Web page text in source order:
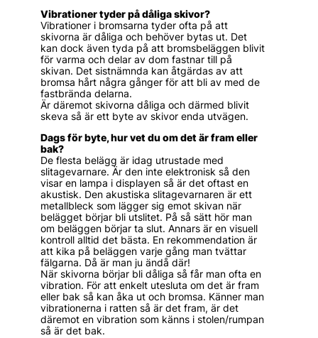
Vibrationer tyder på dåliga skivor?
Vibrationer i bromsarna tyder ofta på att
skivorna är dåliga och behöver bytas ut. Det
kan dock även tyda på att bromsbeläggen blivit
för varma och delar av dom fastnar till på
skivan. Det sistnämnda kan åtgärdas av att
bromsa hårt några gånger för att bli av med de
fastbrända delarna.
Är däremot skivorna dåliga och därmed blivit
skeva så är ett byte av skivor enda utvägen.
Dags för byte, hur vet du om det är fram eller
bak?
De flesta belägg är idag utrustade med
slitagevarnare. Är den inte elektronisk så den
visar en lampa i displayen så är det oftast en
akustisk. Den akustiska slitagevarnaren är ett
metallbleck som lägger sig emot skivan när
belägget börjar bli utslitet. På så sätt hör man
om beläggen börjar ta slut. Annars är en visuell
kontroll alltid det bästa. En rekommendation är
att kika på beläggen varje gång man tvättar
fälgarna. Då är man ju ändå där!
När skivorna börjar bli dåliga så får man ofta en
vibration. För att enkelt utesluta om det är fram
eller bak så kan åka ut och bromsa. Känner man
vibrationerna i ratten så är det fram, är det
däremot en vibration som känns i stolen/rumpan
så är det bak.